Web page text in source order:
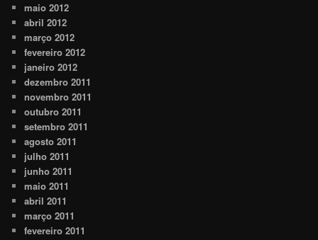
maio 2012
abril 2012
março 2012
fevereiro 2012
janeiro 2012
dezembro 2011
novembro 2011
outubro 2011
setembro 2011
agosto 2011
julho 2011
junho 2011
maio 2011
abril 2011
março 2011
fevereiro 2011